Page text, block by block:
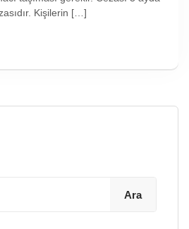
Kişilerin […]
Ara